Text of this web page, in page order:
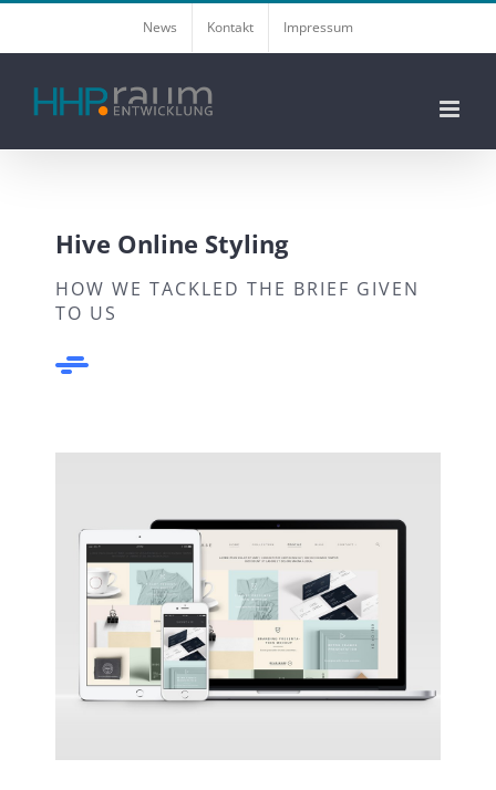
Zum
springen
News Kontakt Impressum
Hive Online Styling
HOW WE TACKLED THE BRIEF GIVEN
TO US